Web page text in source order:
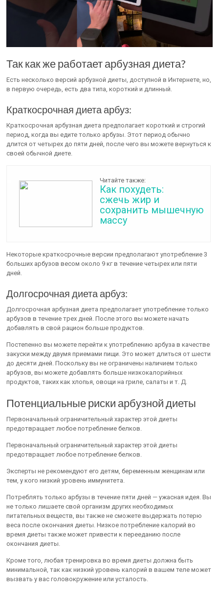
Так как же работает арбузная диета?
Есть несколько версий арбузной диеты, доступной в Интернете, но,
в первую очередь, есть два типа, короткий и длинный.
Краткосрочная диета арбуз:
Краткосрочная арбузная диета предполагает короткий и строгий
период, когда вы едите только арбузы. Этот период обычно
длится от четырех до пяти дней, после чего вы можете вернуться к
своей обычной диете.
Читайте также:
Как похудеть:
сжечь жир и
сохранить мышечную
массу
Некоторые краткосрочные версии предполагают употребление 3
больших арбузов весом около 9 кг в течение четырех или пяти
дней.
Долгосрочная диета арбуз:
Долгосрочная арбузная диета предполагает употребление только
арбузов в течение трех дней. После этого вы можете начать
добавлять в свой рацион больше продуктов.
Постепенно вы можете перейти к употреблению арбуза в качестве
закуски между двумя приемами пищи. Это может длиться от шести
до десяти дней. Поскольку вы не ограничены наличием только
арбузов, вы можете добавлять больше низкокалорийных
продуктов, таких как хлопья, овощи на гриле, салаты и т. Д.
Потенциальные риски арбузной диеты
Первоначальный ограничительный характер этой диеты
предотвращает любое потребление белков.
Первоначальный ограничительный характер этой диеты
предотвращает любое потребление белков.
Эксперты не рекомендуют его детям, беременным женщинам или
тем, у кого низкий уровень иммунитета.
Потреблять только арбузы в течение пяти дней — ужасная идея. Вы
не только лишаете свой организм других необходимых
питательных веществ, вы также не сможете выдержать потерю
веса после окончания диеты. Низкое потребление калорий во
время диеты также может привести к перееданию после
окончания диеты.
Кроме того, любая тренировка во время диеты должна быть
минимальной, так как низкий уровень калорий в вашем теле может
вызвать у вас головокружение или усталость.